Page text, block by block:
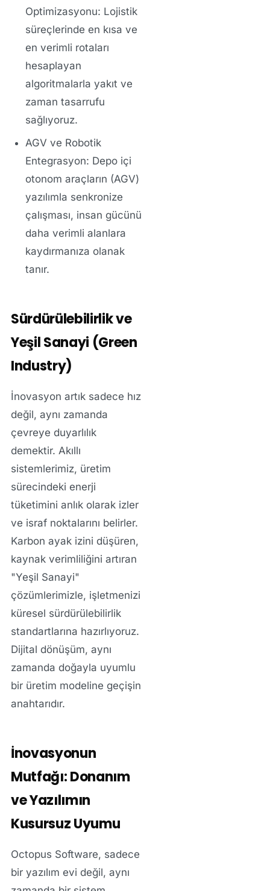
Optimizasyonu: Lojistik
süreçlerinde en kısa ve
en verimli rotaları
hesaplayan
algoritmalarla yakıt ve
zaman tasarrufu
sağlıyoruz.
AGV ve Robotik
Entegrasyon: Depo içi
otonom araçların (AGV)
yazılımla senkronize
çalışması, insan gücünü
daha verimli alanlara
kaydırmanıza olanak
tanır.
Sürdürülebilirlik ve
Yeşil Sanayi (Green
Industry)
İnovasyon artık sadece hız
değil, aynı zamanda
çevreye duyarlılık
demektir. Akıllı
sistemlerimiz, üretim
sürecindeki enerji
tüketimini anlık olarak izler
ve israf noktalarını belirler.
Karbon ayak izini düşüren,
kaynak verimliliğini artıran
"Yeşil Sanayi"
çözümlerimizle, işletmenizi
küresel sürdürülebilirlik
standartlarına hazırlıyoruz.
Dijital dönüşüm, aynı
zamanda doğayla uyumlu
bir üretim modeline geçişin
anahtarıdır.
İnovasyonun
Mutfağı: Donanım
ve Yazılımın
Kusursuz Uyumu
Octopus Software, sadece
bir yazılım evi değil, aynı